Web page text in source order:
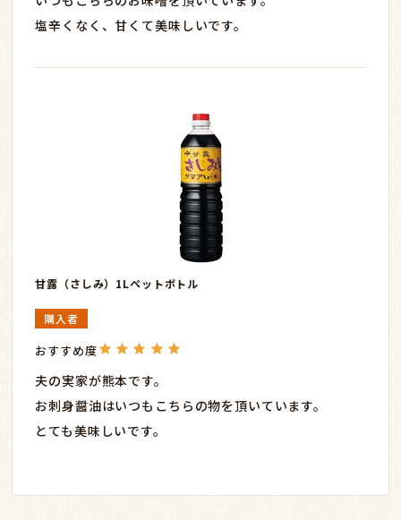
塩辛くなく、甘くて美味しいです。
甘露（さしみ）1Lペットボトル
購入者
夫の実家が熊本です。
お刺身醤油はいつもこちらの物を頂いています。
とても美味しいです。